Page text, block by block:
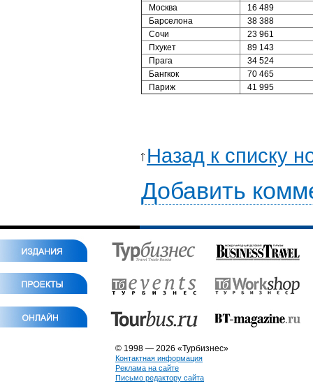
Москва
16 489
Барселона
38 388
Сочи
23 961
Пхукет
89 143
Прага
34 524
Бангкок
70 465
Париж
41 995
Назад к списку
Добавить
© 1998 — 2026 «Турбизнес»
Контактная информация
Реклама на сайте
Письмо редактору сайта